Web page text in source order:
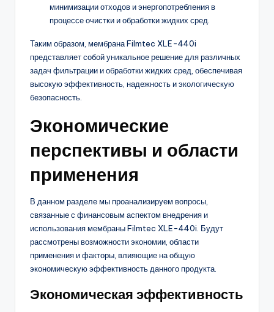
минимизации отходов и энергопотребления в
процессе очистки и обработки жидких сред.
Таким образом, мембрана Filmtec XLE-440i
представляет собой уникальное решение для различных
задач фильтрации и обработки жидких сред, обеспечивая
высокую эффективность, надежность и экологическую
безопасность.
Экономические
перспективы и области
применения
В данном разделе мы проанализируем вопросы,
связанные с финансовым аспектом внедрения и
использования мембраны Filmtec XLE-440i. Будут
рассмотрены возможности экономии, области
применения и факторы, влияющие на общую
экономическую эффективность данного продукта.
Экономическая эффективность